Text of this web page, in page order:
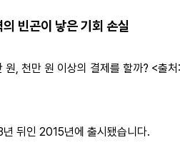
빈곤이 낳은 기회 손실
원, 천만 원 이상의 결제를 할까? <출
뒤인 2015년에 출시됐습니다.